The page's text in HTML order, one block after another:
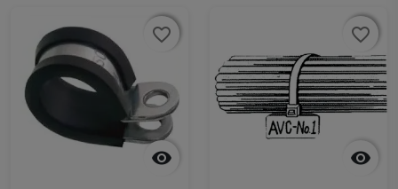

favorite_border
favorite_border

favorite_border
favorite_border